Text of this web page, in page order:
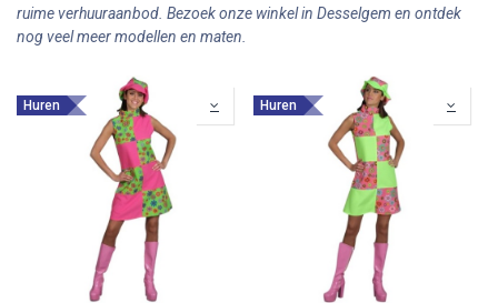
ruime verhuuraanbod. Bezoek onze winkel in Desselgem en ontdek
nog veel meer modellen en maten.
Huren Huren